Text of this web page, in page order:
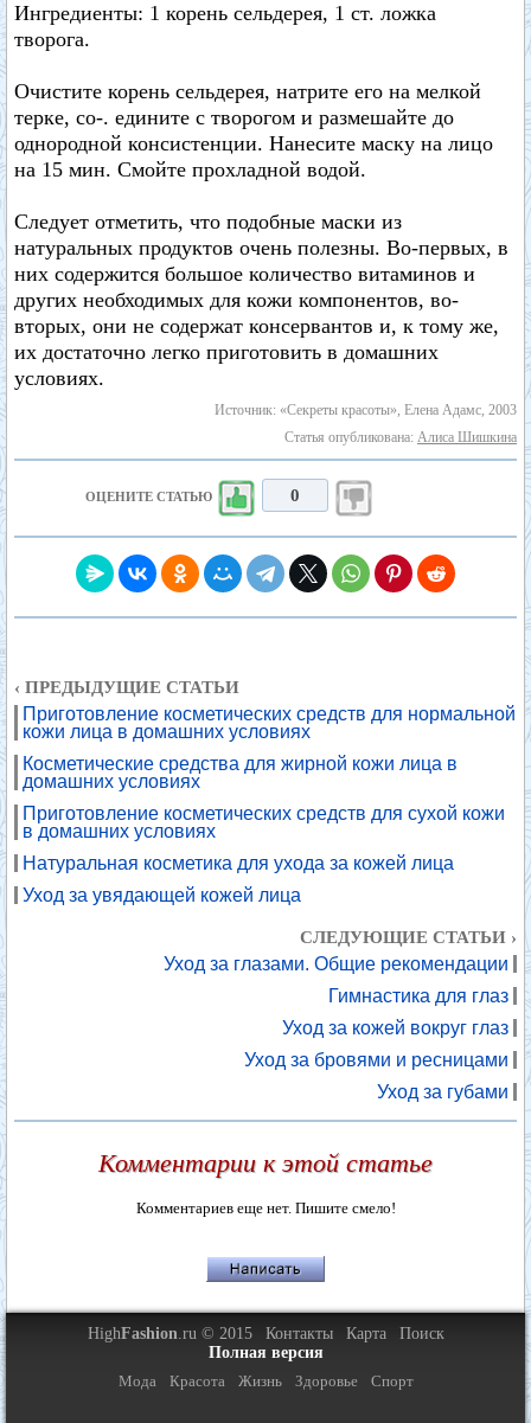
Ингредиенты: 1 корень сельдерея, 1 ст. ложка
творога.
Очистите корень сельдерея, натрите его на мелкой
терке, со-. едините с творогом и размешайте до
однородной консистенции. Нанесите маску на лицо
на 15 мин. Смойте прохладной водой.
Следует отметить, что подобные маски из
натуральных продуктов очень полезны. Во-первых, в
них содержится большое количество витаминов и
других необходимых для кожи компонентов, во-
вторых, они не содержат консервантов и, к тому же,
их достаточно легко приготовить в домашних
условиях.
Источник: «Секреты красоты», Елена Адамс, 2003
Статья опубликована: Алиса Шишкина
ОЦЕНИТЕ СТАТЬЮ 0
‹ ПРЕДЫДУЩИЕ СТАТЬИ
Приготовление косметических средств для нормальной
кожи лица в домашних условиях
Косметические средства для жирной кожи лица в
домашних условиях
Приготовление косметических средств для сухой кожи
в домашних условиях
Натуральная косметика для ухода за кожей лица
Уход за увядающей кожей лица
СЛЕДУЮЩИЕ СТАТЬИ ›
Уход за глазами. Общие рекомендации
Гимнастика для глаз
Уход за кожей вокруг глаз
Уход за бровями и ресницами
Уход за губами
Комментарии к этой статье
Комментариев еще нет. Пишите смело!
HighFashion.ru © 2015 Контакты Карта
Поиск
Полная версия
Мода
Красота Жизнь Здоровье Спорт